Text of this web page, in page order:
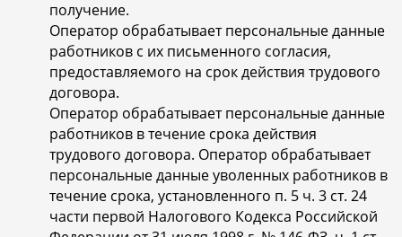
получение.
Оператор обрабатывает персональные данные
работников с их письменного согласия,
предоставляемого на срок действия трудового
договора.
Оператор обрабатывает персональные данные
работников в течение срока действия
трудового договора. Оператор обрабатывает
персональные данные уволенных работников в
течение срока, установленного п. 5 ч. 3 ст. 24
части первой Налогового Кодекса Российской